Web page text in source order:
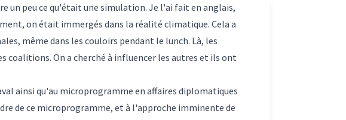
un peu ce qu'était une simulation. Je l'ai fait en anglais,
on était immergés dans la réalité climatique. Cela a
même dans les couloirs pendant le lunch. Là, les
coalitions. On a cherché à influencer les autres et ils ont
ainsi qu'au microprogramme en affaires diplomatiques
de ce microprogramme, et à l'approche imminente de